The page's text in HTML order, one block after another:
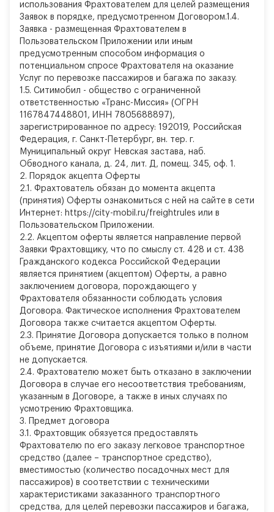
использования Фрахтователем для целей размещения
Заявок в порядке, предусмотренном Договором.1.4.
Заявка - размещенная Фрахтователем в
Пользовательском Приложении или иным
предусмотренным способом информация о
потенциальном спросе Фрахтователя на оказание
Услуг по перевозке пассажиров и багажа по заказу.
1.5. Ситимобил - общество с ограниченной
ответственностью «Транс-Миссия» (ОГРН
1167847448801, ИНН 7805688897),
зарегистрированное по адресу: 192019, Российская
Федерация, г. Санкт-Петербург, вн. тер. г.
Муниципальный округ Невская застава, наб.
Обводного канала, д. 24, лит. Д, помещ. 345, оф. 1.
2. Порядок акцепта Оферты
2.1. Фрахтователь обязан до момента акцепта
(принятия) Оферты ознакомиться с ней на сайте в сети
Интернет: https://city-mobil.ru/freightrules или в
Пользовательском Приложении.
2.2. Акцептом оферты является направление первой
Заявки Фрахтовщику, что по смыслу ст. 428 и ст. 438
Гражданского кодекса Российской Федерации
является принятием (акцептом) Оферты, а равно
заключением договора, порождающего у
Фрахтователя обязанности соблюдать условия
Договора. Фактическое исполнения Фрахтователем
Договора также считается акцептом Оферты.
2.3. Принятие Договора допускается только в полном
объеме, принятие Договора с изъятиями и/или в части
не допускается.
2.4. Фрахтователю может быть отказано в заключении
Договора в случае его несоответствия требованиям,
указанным в Договоре, а также в иных случаях по
усмотрению Фрахтовщика.
3. Предмет договора
3.1. Фрахтовщик обязуется предоставлять
Фрахтователю по его заказу легковое транспортное
средство (далее – транспортное средство),
вместимостью (количество посадочных мест для
пассажиров) в соответствии с техническими
характеристиками заказанного транспортного
средства, для целей перевозки пассажиров и багажа,